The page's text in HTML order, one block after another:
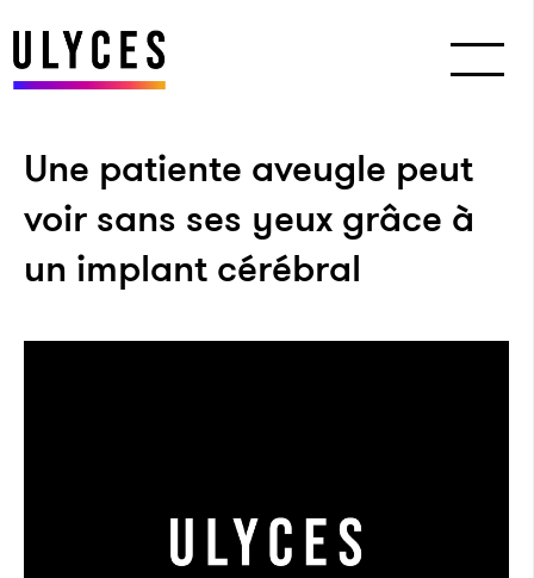
Une patiente aveugle peut
voir sans ses yeux grâce à
un implant cérébral